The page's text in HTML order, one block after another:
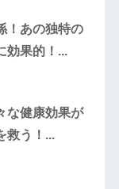
！あの独特の
効果的！...
な健康効果が
救う！...